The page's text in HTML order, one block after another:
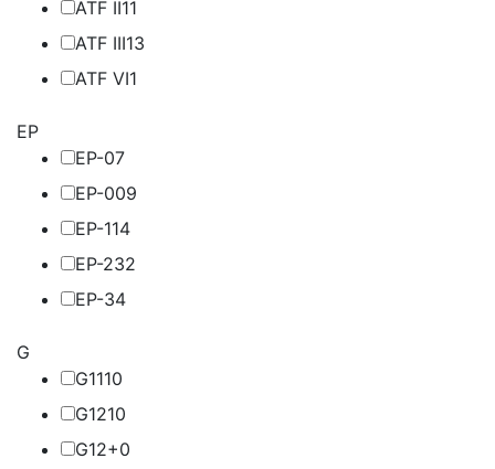
ATF II11
ATF III13
ATF VI1
EP
EP-07
EP-009
EP-114
EP-232
EP-34
G
G1110
G1210
G12+0